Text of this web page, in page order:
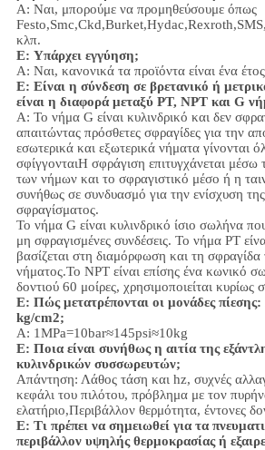
Α: Ναι, μπορούμε να προμηθεύσουμε όπως
κλπ.
Ε: Υπάρχει εγγύηση;
Α: Ναι, κανονικά τα προϊόντα είναι ένα
Ε: Είναι η σύνδεση σε βρετανικό ή
είναι η διαφορά μεταξύ PT, NPT και G
Α: Το νήμα G είναι κυλινδρικό και δεν
απαιτώντας πρόσθετες σφραγίδες για την
εσωτερικά και εξωτερικά νήματα γίνονται
σφίγγονταιΗ σφράγιση επιτυγχάνεται
των νήμων και το σφραγιστικό μέσο ή η
συνήθως σε συνδυασμό για την ενίσχυση
σφραγίσματος.
Το νήμα G είναι κυλινδρικό ίσιο σωλήνα
μη σφραγισμένες συνδέσεις. Το νήμα PT
βασίζεται στη διαμόρφωση και τη σφραγίδα
νήματος.Το NPT είναι επίσης ένα κωνικό
δοντιού 60 μοίρες, χρησιμοποιείται κυρίως
Ε: Πώς μετατρέπονται οι μονάδες
kg/cm2;
Α: 1MPa=10bar≈145psi≈10kg
Ε: Ποια είναι συνήθως η αιτία της
κυλινδρικών συσσωρευτών;
Απάντηση: Λάθος τάση και hz, συχνές
κεφάλι του πιλότου, πρόβλημα με τον
ελατήριο,Περιβάλλον θερμότητα, έντονες
Ε: Τι πρέπει να σημειωθεί για τα
περιβάλλον υψηλής θερμοκρασίας ή